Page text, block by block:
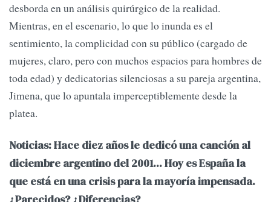
desborda en un análisis quirúrgico de la realidad.
Mientras, en el escenario, lo que lo inunda es el
sentimiento, la complicidad con su público (cargado de
mujeres, claro, pero con muchos espacios para hombres de
toda edad) y dedicatorias silenciosas a su pareja argentina,
Jimena, que lo apuntala imperceptiblemente desde la
platea.
Noticias: Hace diez años le dedicó una canción al
diciembre argentino del 2001... Hoy es España la
que está en una crisis para la mayoría impensada.